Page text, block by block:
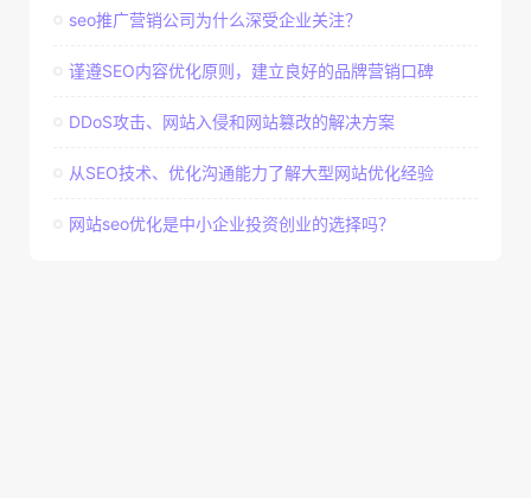
seo推广营销公司为什么深受企业关注？
谨遵SEO内容优化原则，建立良好的品牌营销口碑
DDoS攻击、网站入侵和网站篡改的解决方案
从SEO技术、优化沟通能力了解大型网站优化经验
网站seo优化是中小企业投资创业的选择吗？